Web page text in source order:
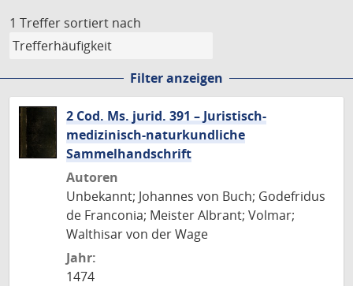
1 Treffer sortiert nach
Filter anzeigen
2 Cod. Ms. jurid. 391 – Juristisch-
medizinisch-naturkundliche
Sammelhandschrift
Autoren
Unbekannt; Johannes von Buch; Godefridus
de Franconia; Meister Albrant; Volmar;
Walthisar von der Wage
Jahr:
1474